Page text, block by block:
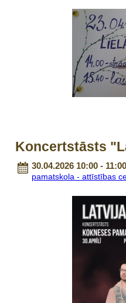
Koncertstāsts
30.04.2026 10:00 - 11:00
pamatskola - attīstības